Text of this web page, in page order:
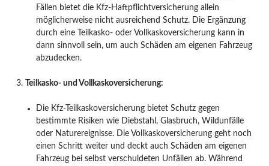
Fällen bietet die Kfz-Haftpflichtversicherung allein
möglicherweise nicht ausreichend Schutz. Die Ergänzung
durch eine Teilkasko- oder Vollkaskoversicherung kann in
dann sinnvoll sein, um auch Schäden am eigenen Fahrzeug
abzudecken.
Teilkasko- und Vollkaskoversicherung:
Die Kfz-Teilkaskoversicherung bietet Schutz gegen
bestimmte Risiken wie Diebstahl, Glasbruch, Wildunfälle
oder Naturereignisse. Die Vollkaskoversicherung geht noch
einen Schritt weiter und deckt auch Schäden am eigenen
Fahrzeug bei selbst verschuldeten Unfällen ab. Während